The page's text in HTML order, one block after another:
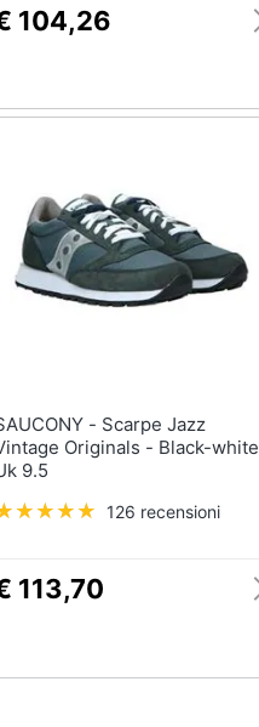
104,26
- Scarpe Jazz
Originals - Black-white
9.5
126 recensioni
113,70